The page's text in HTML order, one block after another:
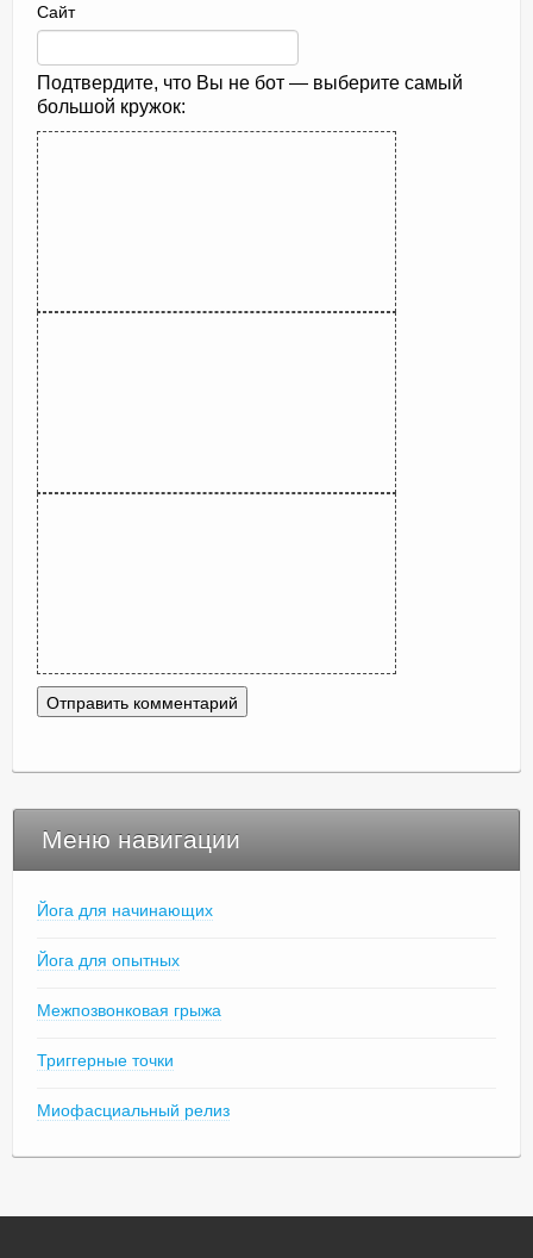
Сайт
Подтвердите, что Вы не бот — выберите самый
большой кружок:
Меню навигации
Йога для начинающих
Йога для опытных
Межпозвонковая грыжа
Триггерные точки
Миофасциальный релиз